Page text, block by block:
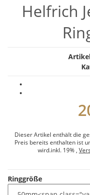
Helfrich
Dieser Artikel enthält die
Preis bereits enthalten ist
wird.inkl. 19% ,
Ringgröße